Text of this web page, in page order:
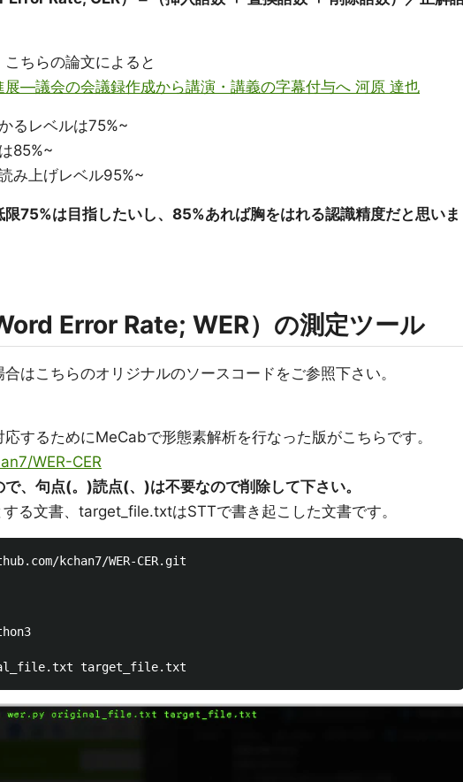
ちらの論文によると
展―議会の会議録作成から講演・講義の字幕付与へ 河原 達也
るレベルは75%~
85%~
み上げレベル95%~
75%は目指したいし、85%あれば胸をはれる認識精度だと思いま
Error Rate; WER）の測定ツール
はこちらのオリジナルのソースコードをご参照下さい。
するためにMeCabで形態素解析を行なった版がこちらです。
WER-CER
、句点(。)読点(、)は不要なので削除して下さい。
る文書、target_file.txtはSTTで書き起こした文書です。
kchan7/WER-CER.git